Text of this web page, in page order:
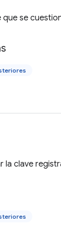
que se
la clave